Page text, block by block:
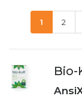
1 2
Bio-